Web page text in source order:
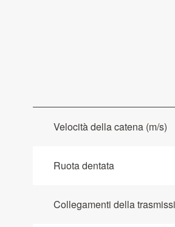
Velocità della catena (m/s)
Ruota dentata
Collegamenti della